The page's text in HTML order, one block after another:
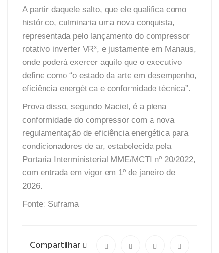
A partir daquele salto, que ele qualifica como
histórico, culminaria uma nova conquista,
representada pelo lançamento do compressor
rotativo inverter VR³, e justamente em Manaus,
onde poderá exercer aquilo que o executivo
define como “o estado da arte em desempenho,
eficiência energética e conformidade técnica”.
Prova disso, segundo Maciel, é a plena
conformidade do compressor com a nova
regulamentação de eficiência energética para
condicionadores de ar, estabelecida pela
Portaria Interministerial MME/MCTI nº 20/2022,
com entrada em vigor em 1º de janeiro de
2026.
Fonte: Suframa
Compartilhar